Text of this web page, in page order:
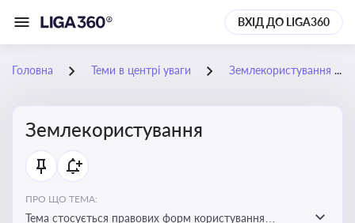
ВХІД ДО LIGA360
Головна Теми в центрі уваги Землекористування
Землекористування
ПРО ЩО ТЕМА:
Тема стосується правових форм користування